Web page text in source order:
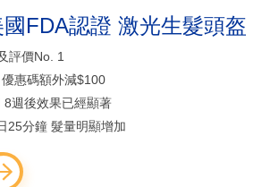
FDA認證 激光生髮頭盔
評價No. 1
惠碼額外減$100
週後效果已經顯著
25分鐘 髮量明顯增加